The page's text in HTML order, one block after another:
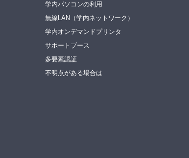
学内パソコンの利用
無線LAN（学内ネットワーク）
学内オンデマンドプリンタ
サポートブース
多要素認証
不明点がある場合は